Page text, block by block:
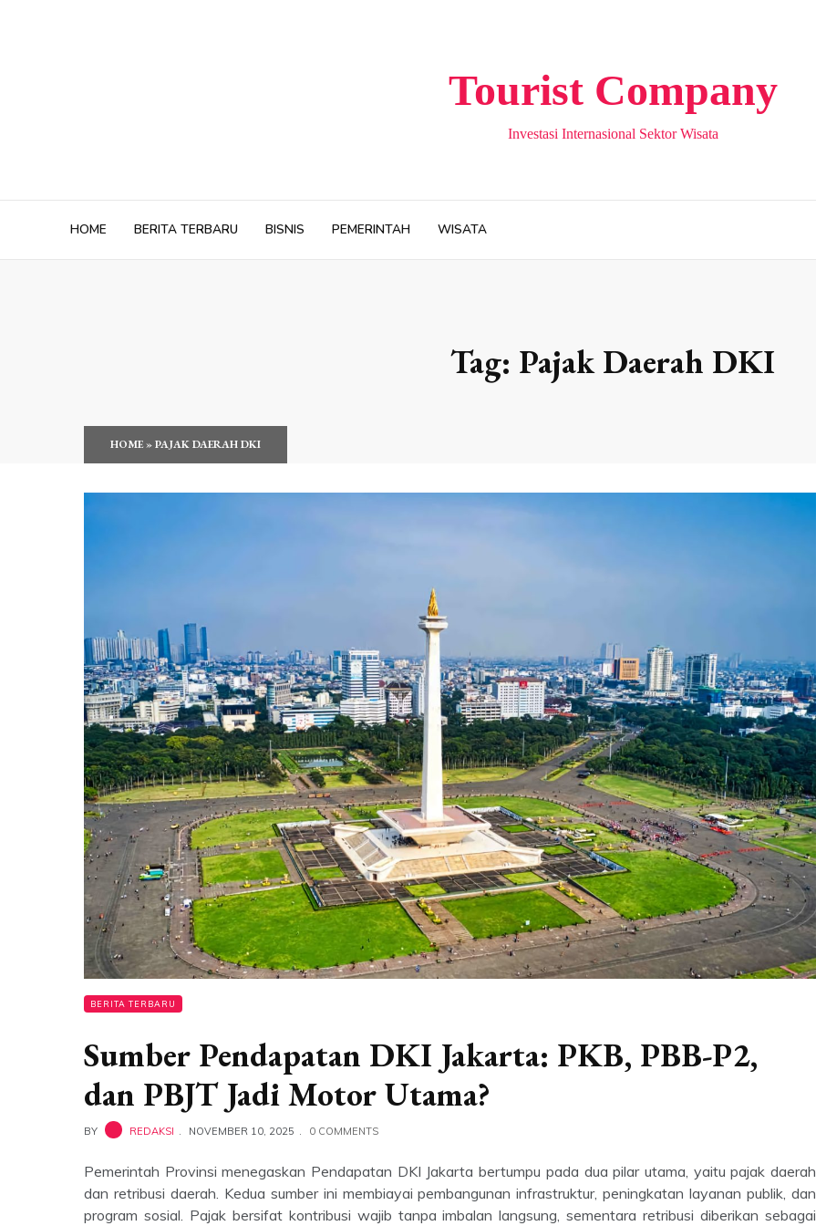
Tourist Company
Investasi Internasional Sektor Wisata
HOME BERITA TERBARU BISNIS PEMERINTAH WISATA
Tag: Pajak Daerah DKI
HOME»PAJAK DAERAH DKI
BERITA TERBARU
Sumber Pendapatan DKI Jakarta: PKB, PBB-P2,
dan PBJT Jadi Motor Utama?
BY REDAKSI NOVEMBER 10, 2025 0 COMMENTS
Pemerintah Provinsi menegaskan Pendapatan DKI Jakarta bertumpu pada dua pilar utama, yaitu pajak daerah
dan retribusi daerah. Kedua sumber ini membiayai pembangunan infrastruktur, peningkatan layanan publik, dan
program sosial. Pajak bersifat kontribusi wajib tanpa imbalan langsung, sementara retribusi diberikan sebagai